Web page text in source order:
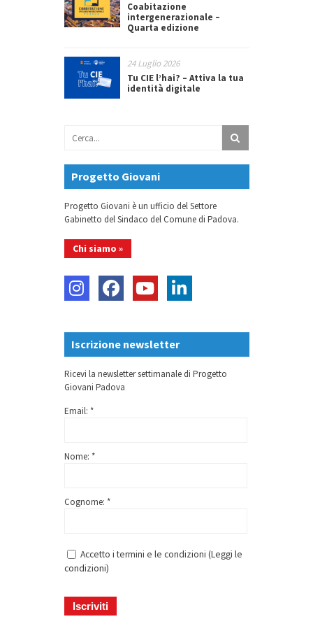
Coabitazione
intergenerazionale –
Quarta edizione
24 Luglio 2026
Tu CIE l’hai? – Attiva la tua
identità digitale
Progetto Giovani
Progetto Giovani è un ufficio del Settore
Gabinetto del Sindaco del Comune di Padova.
Chi siamo »
Iscrizione newsletter
Ricevi la newsletter settimanale di Progetto
Giovani Padova
Email: *
Nome: *
Cognome: *
Accetto i termini e le condizioni (Leggi le
condizioni)